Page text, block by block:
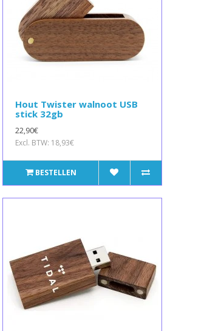
Hout Twister walnoot USB
stick 32gb
22,90€
Excl. BTW: 18,93€
BESTELLEN